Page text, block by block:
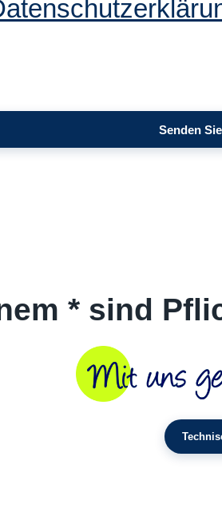
* sind